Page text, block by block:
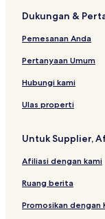
Hotel Murah di
Hotel dekat
Hotel Murah di
Hotel dekat Pasar
Hotel dekat
Hotel dekat
Hotel dengan
Hotel dekat
Hotel Bisnis di
Dukungan &
Pemesanan Anda
Pertanyaan Umum
Hubungi kami
Ulas properti
Untuk Supplier,
Afiliasi dengan kami
Ruang berita
Promosikan dengan